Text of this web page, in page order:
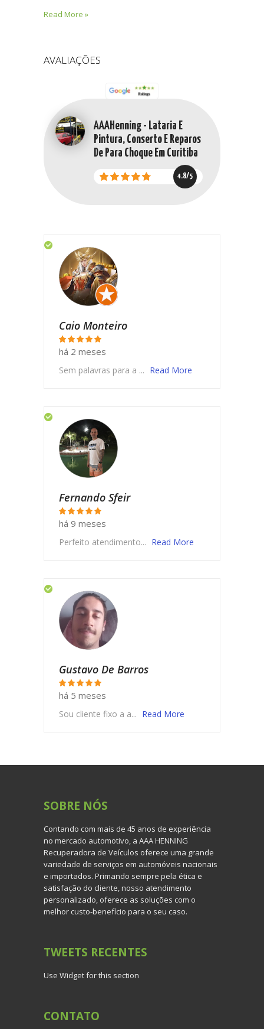
Read More »
AVALIAÇÕES
AAAHenning - Lataria E
Pintura, Conserto E Reparos
De Para Choque Em Curitiba
4.8/5
Caio Monteiro
há 2 meses
Sem palavras para a ... Read More
Fernando Sfeir
há 9 meses
Perfeito atendimento... Read More
Gustavo De Barros
há 5 meses
Sou cliente fixo a a... Read More
SOBRE NÓS
Contando com mais de 45 anos de experiência
no mercado automotivo, a AAA HENNING
Recuperadora de Veículos oferece uma grande
variedade de serviços em automóveis nacionais
e importados. Primando sempre pela ética e
satisfação do cliente, nosso atendimento
personalizado, oferece as soluções com o
melhor custo-benefício para o seu caso.
TWEETS RECENTES
Use Widget for this section
CONTATO